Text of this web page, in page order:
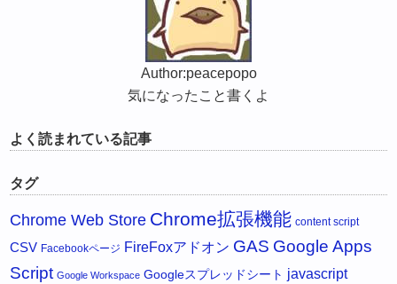
Author:peacepopo
気になったこと書くよ
よく読まれている記事
タグ
Chrome Web Store Chrome拡張機能 content script
CSV Facebookページ FireFoxアドオン GAS Google Apps
Script Google Workspace Googleスプレッドシート javascript